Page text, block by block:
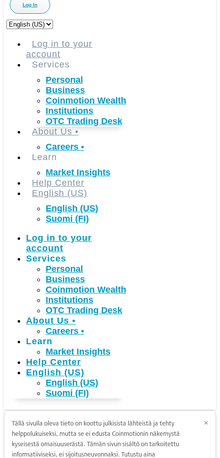
Log In
Choose
languageLog in to your
account
Services
Personal
Business
Coinmotion Wealth
Institutions
OTC Trading Desk
About Us •
Careers •
Learn
Market Insights
Help Center
English (US)
English (US)
Suomi (FI)
Log in to your
account
Services
Personal
Business
Coinmotion Wealth
Institutions
OTC Trading Desk
About Us •
Careers •
Learn
Market Insights
Help Center
English (US)
English (US)
Suomi (FI)
Tällä sivulla oleva tieto on koottu julkisista lähteistä ja tehty
helppolukuiseksi, mutta se ei edusta Coinmotionin näkemystä
kyseisestä omaisuuserästä. Tämän sivun sisältö on tarkoitettu
informatiiviseksi, ei sijoitusneuvonnaksi. Tutustu aina
×